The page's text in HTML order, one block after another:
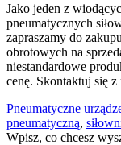
Jako jeden z
pneumatycznych
zapraszamy do
obrotowych na
niestandardowe
cenę. Skontaktuj się z
Pneumatyczne
pneumatyczną,
Wpisz, co chcesz